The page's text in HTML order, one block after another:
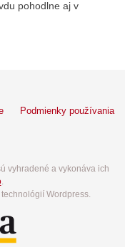
pohodlne aj v
Podmienky používania
vyhradené a vykonáva ich
.
Wordpress.